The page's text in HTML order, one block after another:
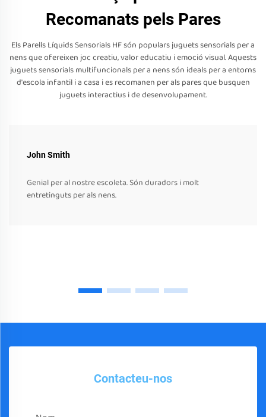
Recomanats pels Pares
Els Parells Líquids Sensorials HF són populars juguets sensorials per a
nens que ofereixen joc creatiu, valor educatiu i emoció visual. Aquests
juguets sensorials multifuncionals per a nens són ideals per a entorns
d'escola infantil i a casa i es recomanen per als pares que busquen
juguets interactius i de desenvolupament.
John Smith
Genial per al nostre escoleta. Són duradors i molt
entretinguts per als nens.
Contacteu-nos